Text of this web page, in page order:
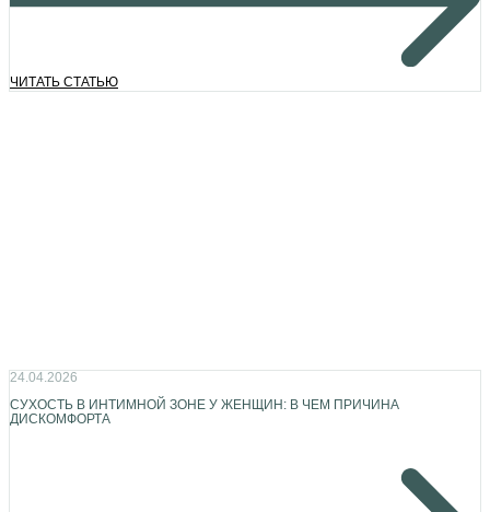
ЧИТАТЬ СТАТЬЮ
24.04.2026
СУХОСТЬ В ИНТИМНОЙ ЗОНЕ У ЖЕНЩИН: В ЧЕМ ПРИЧИНА
ДИСКОМФОРТА